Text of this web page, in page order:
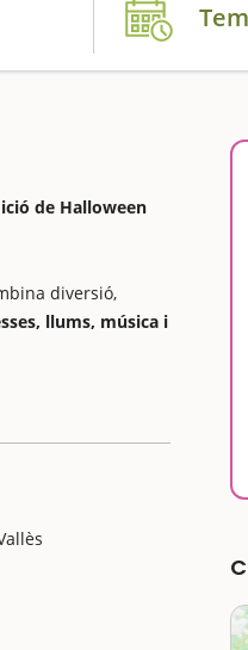
de Halloween
diversió,
llums, música i